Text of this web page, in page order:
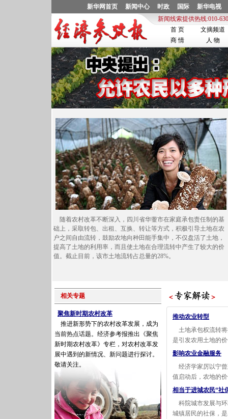
随着农村改革不断深入，四川省华蓥市在家庭承包责任制的基
础上，采取转包、出租、互换、转让等方式，积极引导土地在农
户之间自由流转，鼓励农地向种田能手集中，不仅盘活了土地，
提高了土地的利用率，而且使土地在合理流转中产生了较大的价
值。截止目前，该市土地流转占总量的28%。
相关专题
聚焦新时期农村改革
推进新形势下的农村改革发展，成为
当前热点话题。经济参考报推出《聚焦
新时期农村改革》专栏，对农村改革发
展中遇到的新情况、新问题进行探讨。
敬请关注。
推动农业转型
土地承包权流转将
是引发农用土地的
影响农业金融服务
经济学家厉以宁曾
值启动后，农地的
相当于进城农民“社
科院城市发展与环
城镇居民的社保，